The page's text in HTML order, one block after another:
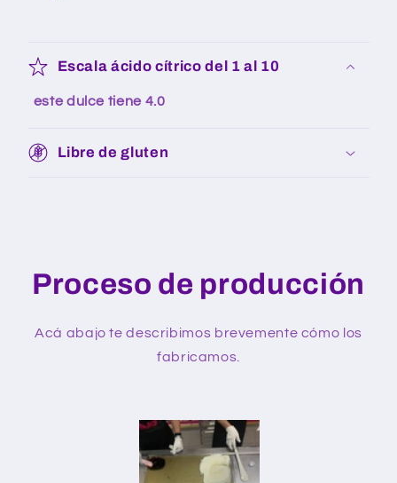
Escala ácido cítrico del 1 al 10
este dulce tiene 4.0
Libre de gluten
Proceso de producción
Acá abajo te describimos brevemente cómo los
fabricamos.